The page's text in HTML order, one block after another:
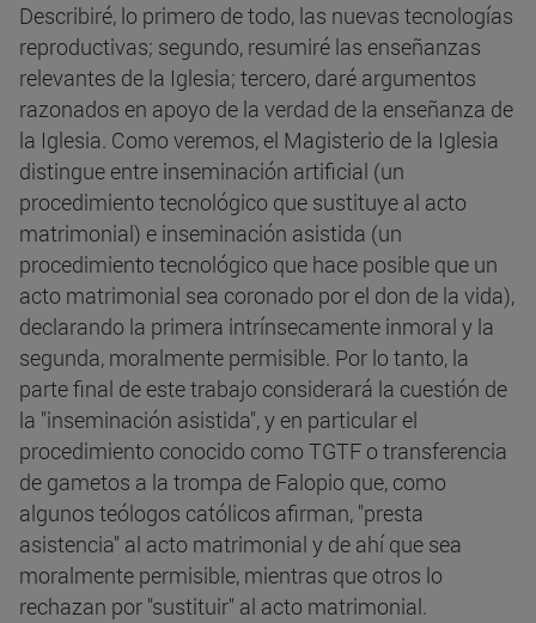
Describiré, lo primero de todo, las nuevas tecnologías
reproductivas; segundo, resumiré las enseñanzas
relevantes de la Iglesia; tercero, daré argumentos
razonados en apoyo de la verdad de la enseñanza de
la Iglesia. Como veremos, el Magisterio de la Iglesia
distingue entre inseminación artificial (un
procedimiento tecnológico que sustituye al acto
matrimonial) e inseminación asistida (un
procedimiento tecnológico que hace posible que un
acto matrimonial sea coronado por el don de la vida),
declarando la primera intrínsecamente inmoral y la
segunda, moralmente permisible. Por lo tanto, la
parte final de este trabajo considerará la cuestión de
la "inseminación asistida", y en particular el
procedimiento conocido como TGTF o transferencia
de gametos a la trompa de Falopio que, como
algunos teólogos católicos afirman, "presta
asistencia" al acto matrimonial y de ahí que sea
moralmente permisible, mientras que otros lo
rechazan por "sustituir" al acto matrimonial.